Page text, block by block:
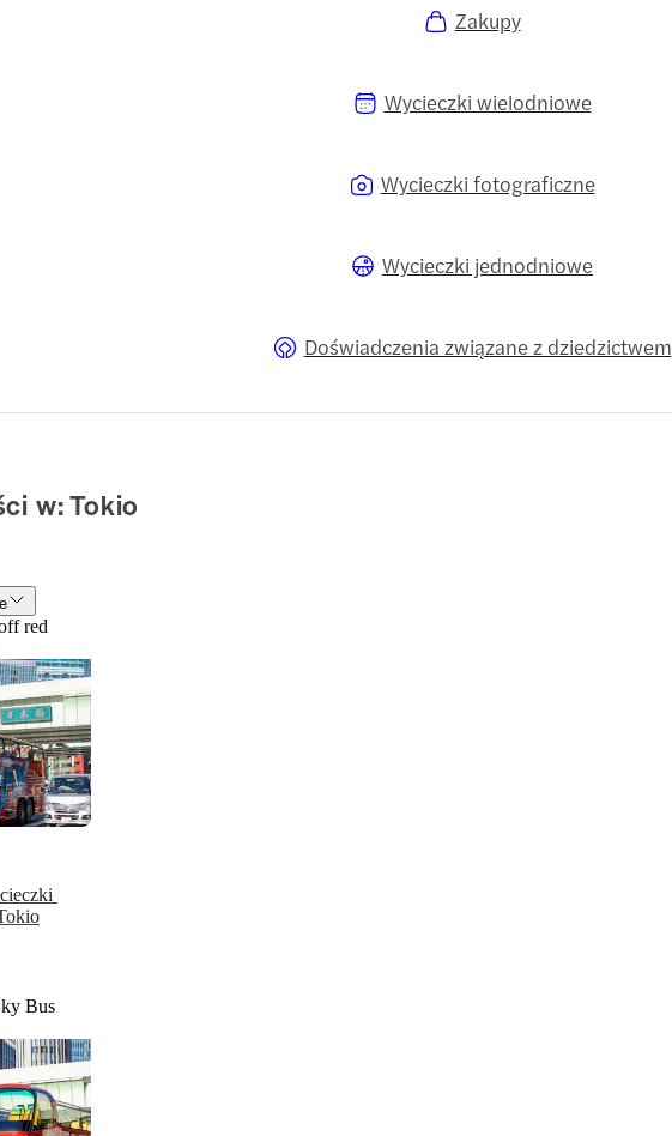
Zakupy
Wycieczki wielodniowe
Wycieczki fotograficzne
Wycieczki jednodniowe
Doświadczenia związane z dziedzictwem
w: Tokio
red
Bus